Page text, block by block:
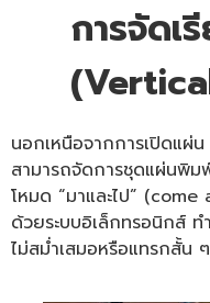
การจัดเ
นอกเหนือจากการเปิดแ
สามารถจัดการชุดแผ่นพิม
โหมด “มาและไป”
ด้วยระบบอิเล็กทรอนิกส์
ไม่สม่ำเสมอหรือแทรกสั้น